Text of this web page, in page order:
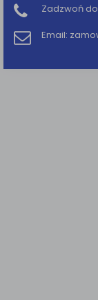
Zadzwoń
Email: